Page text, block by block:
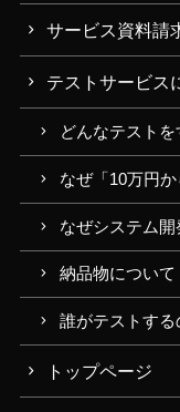
サービス資料請
テストサービス
どんなテスト
なぜ「10万円
なぜシステム
納品物について
誰がテストす
トップページ